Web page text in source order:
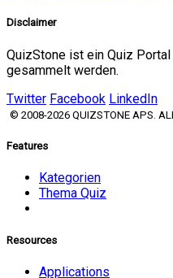
Disclaimer
QuizStone ist ein Quiz
gesammelt werden.
Twitter Facebook LinkedIn
© 2008-2026 QUIZSTONE APS.
Features
Kategorien
Thema Quiz
Resources
Applications